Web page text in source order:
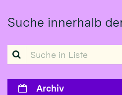
Suche innerhalb
Suche in Liste
Archiv